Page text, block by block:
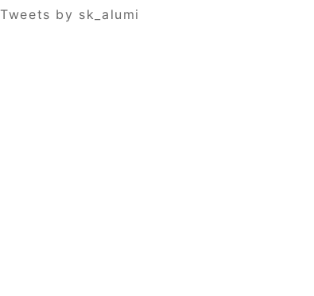
Tweets by sk_alumi